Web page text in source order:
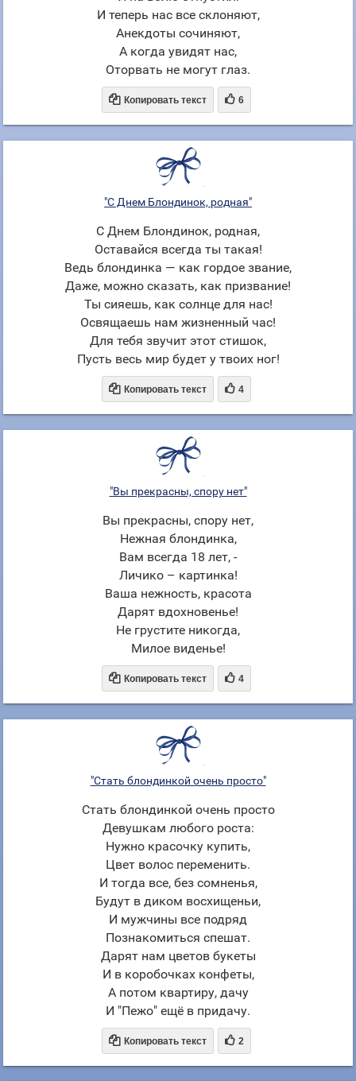
И теперь нас все склоняют,
Анекдоты сочиняют,
А когда увидят нас,
Оторвать не могут глаз.
 Копировать текст  6
"С Днем Блондинок, родная"
С Днем Блондинок, родная,
Оставайся всегда ты такая!
Ведь блондинка — как гордое звание,
Даже, можно сказать, как призвание!
Ты сияешь, как солнце для нас!
Освящаешь нам жизненный час!
Для тебя звучит этот стишок,
Пусть весь мир будет у твоих ног!
 Копировать текст  4
"Вы прекрасны, спору нет"
Вы прекрасны, спору нет,
Нежная блондинка,
Вам всегда 18 лет, -
Личико – картинка!
Ваша нежность, красота
Дарят вдохновенье!
Не грустите никогда,
Милое виденье!
 Копировать текст  4
"Стать блондинкой очень просто"
Стать блондинкой очень просто
Девушкам любого роста:
Нужно красочку купить,
Цвет волос переменить.
И тогда все, без сомненья,
Будут в диком восхищеньи,
И мужчины все подряд
Познакомиться спешат.
Дарят нам цветов букеты
И в коробочках конфеты,
А потом квартиру, дачу
И "Пежо" ещё в придачу.
 Копировать текст  2